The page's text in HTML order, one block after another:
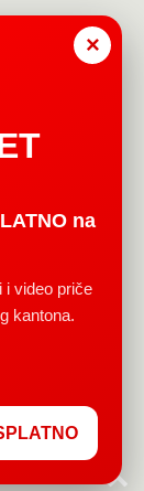
×
na
i video priče
kantona.